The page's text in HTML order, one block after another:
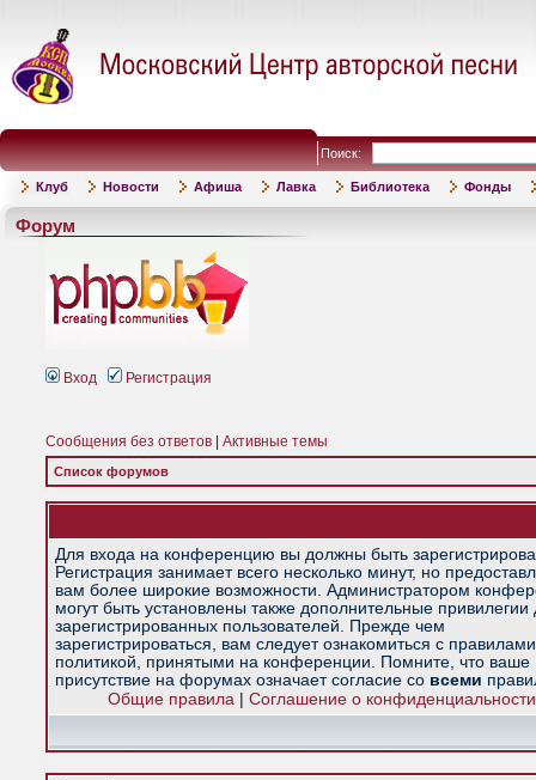
Поиск:
Клуб Новости Афиша Лавка Библиотека Фонды
Форум
Вход Регистрация
Сообщения без ответов Активные темы
Список форумов
Для входа на конференцию вы должны быть
Регистрация занимает всего несколько минут, но
вам более широкие возможности. Администратором
могут быть установлены также дополнительные привилегии
зарегистрированных пользователей. Прежде чем
зарегистрироваться, вам следует ознакомиться с
политикой, принятыми на конференции. Помните, что ваше
присутствие на форумах означает согласие со всеми
Общие правила| Соглашение о конфиденциальности